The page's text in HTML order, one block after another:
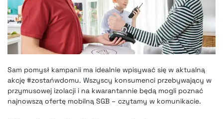
Sam pomysł kampanii ma idealnie wpisywać się w aktualną
akcję #zostańwdomu. Wszyscy konsumenci przebywający w
przymusowej izolacji i na kwarantannie będą mogli poznać
najnowszą ofertę mobilną SGB – czytamy w komunikacie.